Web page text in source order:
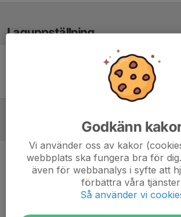
Laguppställning
Ingen uppställning ifylld
Inget skrivet
Godkänn
Vi använder oss av kakor
webbplats ska fungera bra för
även för webbanalys i syfte att
förbättra våra
Så använder vi